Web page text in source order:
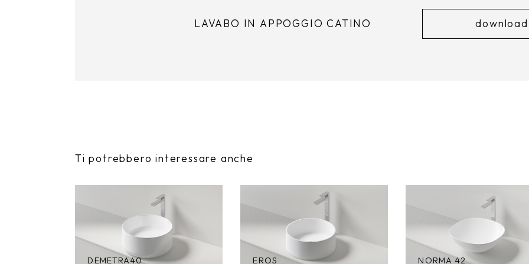
LAVABO IN APPOGGIO CATINO
Ti potrebbero interessare anche
DEMETRA40 EROS NORMA 42